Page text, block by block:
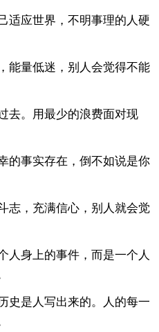
适应世界，不明事理的人硬
能量低迷，别人会觉得不能
去。用最少的浪费面对现
的事实存在，倒不如说是你
志，充满信心，别人就会觉
人身上的事件，而是一个人
史是人写出来的。人的每一